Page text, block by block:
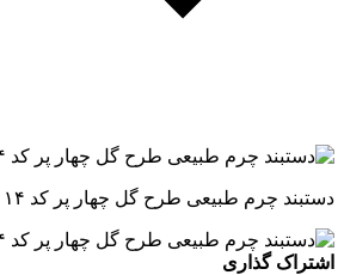
دستبند چرم طبیعی طرح گل چهار پر کد ۰۱۴
اشتراک گذاری